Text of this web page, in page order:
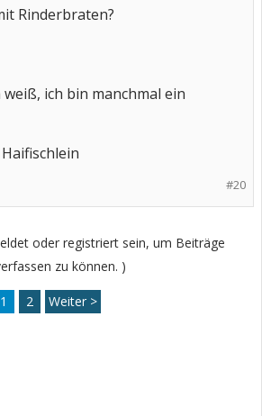
Rinderbraten?
ich bin manchmal ein
#20
oder registriert sein, um Beiträge
zu können. )
1 2 Weiter >